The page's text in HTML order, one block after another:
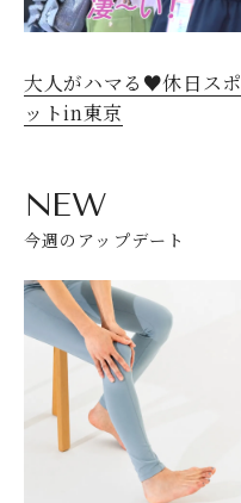
大人がハマる♥休日スポ
ットin東京
NEW
今週のアップデート